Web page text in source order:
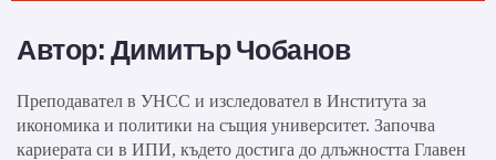
Автор: Димитър Чобанов
Преподавател в УНСС и изследовател в Института за
икономика и политики на същия университет. Започва
кариерата си в ИПИ, където достига до длъжността Главен